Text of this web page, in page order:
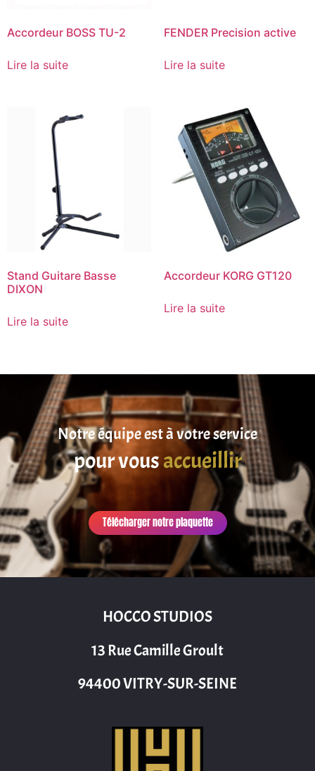
Accordeur BOSS TU-2
Lire la suite
FENDER Precision active
Lire la suite
Stand Guitare Basse
DIXON
Lire la suite
Accordeur KORG GT120
Lire la suite
Notre équipe est à votre service
pour vousaccueillir
Télécharger notre plaquette
HOCCO STUDIOS
13 Rue Camille Groult
94400 VITRY-SUR-SEINE